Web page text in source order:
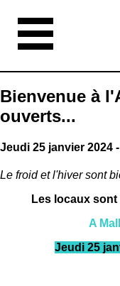
Bienvenue à
ouverts...
Jeudi 25 janvier 2024
Le froid et l'hiver sont
Les locaux
A
Jeudi 25